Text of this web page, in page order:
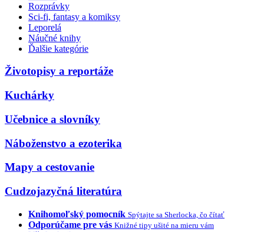
Rozprávky
Sci-fi, fantasy a komiksy
Leporelá
Náučné knihy
Ďalšie kategórie
Životopisy a reportáže
Kuchárky
Učebnice a slovníky
Náboženstvo a ezoterika
Mapy a cestovanie
Cudzojazyčná literatúra
Knihomoľský pomocník Spýtajte sa Sherlocka, čo čítať
Odporúčame pre vás Knižné tipy ušité na mieru vám